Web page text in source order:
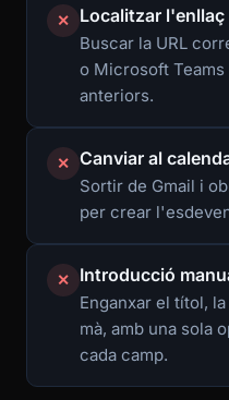
✕ Localitzar l'enllaç
Buscar la URL
o Microsoft
anteriors.
✕ Canviar al
Sortir de Gmail i
per crear
✕ Introducció
Enganxar el títol,
mà, amb una sola
cada camp.